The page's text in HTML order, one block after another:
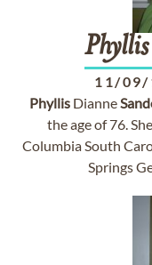
Phyllis
11/09/
PhyllisDianne
the age of 76.
Columbia South
Springs